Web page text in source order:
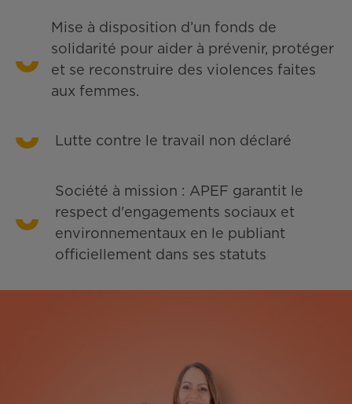
Mise à disposition d’un fonds de
solidarité pour aider à prévenir, protéger
et se reconstruire des violences faites
aux femmes.
Lutte contre le travail non déclaré
Société à mission : APEF garantit le
respect d'engagements sociaux et
environnementaux en le publiant
officiellement dans ses statuts